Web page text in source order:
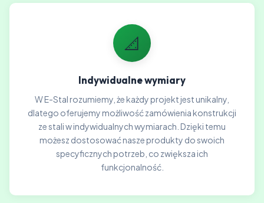
📐
Indywidualne wymiary
W E-Stal rozumiemy, że każdy projekt jest unikalny,
dlatego oferujemy możliwość zamówienia konstrukcji
ze stali w indywidualnych wymiarach. Dzięki temu
możesz dostosować nasze produkty do swoich
specyficznych potrzeb, co zwiększa ich
funkcjonalność.